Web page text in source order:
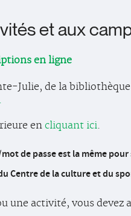
et aux
en ligne
Julie, de la
en cliquant ici.
de passe est la même
Centre de la culture et du
une activité, vous